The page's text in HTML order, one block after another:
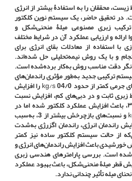
محققان را به استفادۀ بیشتر از انرژی
در تحقیق حاضر، یک سیستم نوین کلکتور
زبری مصنوعی میلۀ منحنی‌شکل و
و ارزیابی عملکرد آن در شرایط مختلف
استفاده از معادلات بقای انرژی برای
و با یک روش نیمه‌تحلیلی حل شده‌اند.
دقت مناسب روش به‌کار برده‌شده است.
ترکیبی جدید به‌طور مؤثری راندمان‌های
کمتر از حدود 04/0 kg/sرا افزایش
ثابت و در دبی‌های کم، افزایش نسبت
بازچرخش جریان تا حدود ۳، باعث افزایش عملکرد کلکتور شده اما در
و نسبت‌های بازچرخش بیشتر از 3، به‌سبب
راندمان انرژی، راندمان اگزرژی به‌شدت
از حالت سیستم کلکتور ساده نیز کمتر
باعث افزایش راندمان‌های انرژی و
است. بررسی پارامترهای هندسی زبری
قطر میلۀ منحنی‌شکل، باعث بهبود عملکرد
میله تأثیر چندانی ندارد.